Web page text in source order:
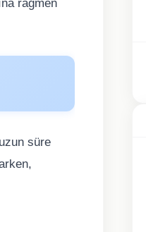
rağmen
süre